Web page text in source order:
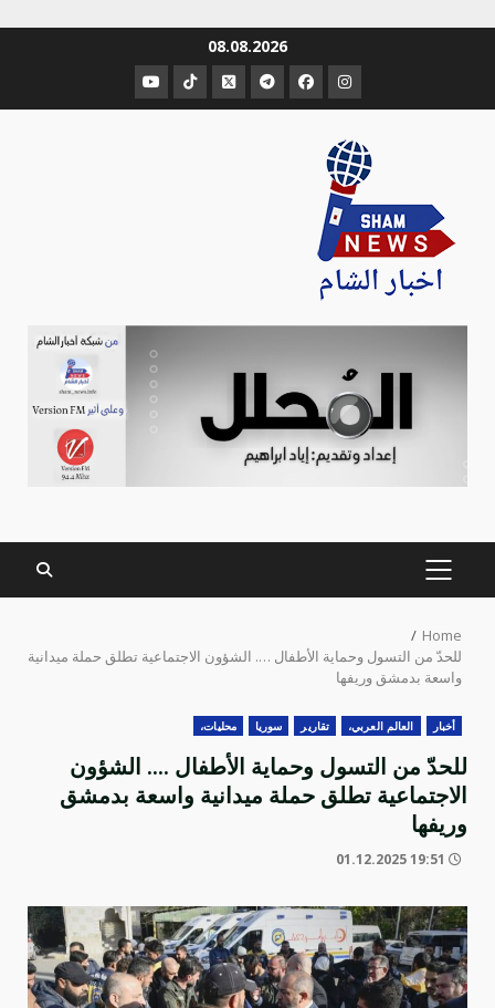
08.08.2026
عنصر
القائمة
عنصر
القائمة
عنصر
القائمة
عنصر
القائمة
عنصر
القائمة
عنصر
القائمة
PRIMARY
MENU
Home
للحدّ من التسول وحماية الأطفال …. الشؤون الاجتماعية تطلق حملة ميدانية
واسعة بدمشق وريفها
أخبار العالم العربي، تقارير سوريا محليات،
للحدّ من التسول وحماية الأطفال …. الشؤون
الاجتماعية تطلق حملة ميدانية واسعة بدمشق
وريفها